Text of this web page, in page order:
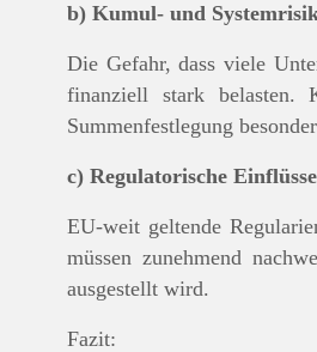
b) Kumul- und
Die Gefahr, dass viele
finanziell stark belasten.
Summenfestlegung
c) Regulatorische Einflüsse
EU-weit geltende
müssen zunehmend
ausgestellt wird.
Fazit: